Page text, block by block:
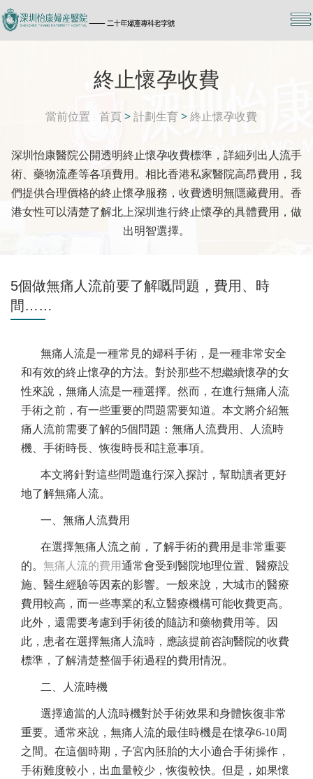
終止懷孕收費
當前位置 首頁 >計劃生育>終止懷孕收費
深圳怡康醫院公開透明終止懷孕收費標準，詳細列出人流手
術、藥物流產等各項費用。相比香港私家醫院高昂費用，我
們提供合理價格的終止懷孕服務，收費透明無隱藏費用。香
港女性可以清楚了解北上深圳進行終止懷孕的具體費用，做
出明智選擇。
5個做無痛人流前要了解嘅問題，費用、時
間……
無痛人流是一種常見的婦科手術，是一種非常安全
和有效的終止懷孕的方法。對於那些不想繼續懷孕的女
性來說，無痛人流是一種選擇。然而，在進行無痛人流
手術之前，有一些重要的問題需要知道。本文將介紹無
痛人流前需要了解的5個問題：無痛人流費用、人流時
機、手術時長、恢復時長和註意事項。
本文將針對這些問題進行深入探討，幫助讀者更好
地了解無痛人流。
一、無痛人流費用
在選擇無痛人流之前，了解手術的費用是非常重要
的。 無痛人流的費用通常會受到醫院地理位置、醫療設
施、醫生經驗等因素的影響。一般來說，大城市的醫療
費用較高，而一些專業的私立醫療機構可能收費更高。
此外，還需要考慮到手術後的隨訪和藥物費用等。因
此，患者在選擇無痛人流時，應該提前咨詢醫院的收費
標準，了解清楚整個手術過程的費用情況。
二、人流時機
選擇適當的人流時機對於手術效果和身體恢復非常
重要。通常來說，無痛人流的最佳時機是在懷孕6-10周
之間。在這個時期，子宮內胚胎的大小適合手術操作，
手術難度較小，出血量較少，恢復較快。但是，如果懷